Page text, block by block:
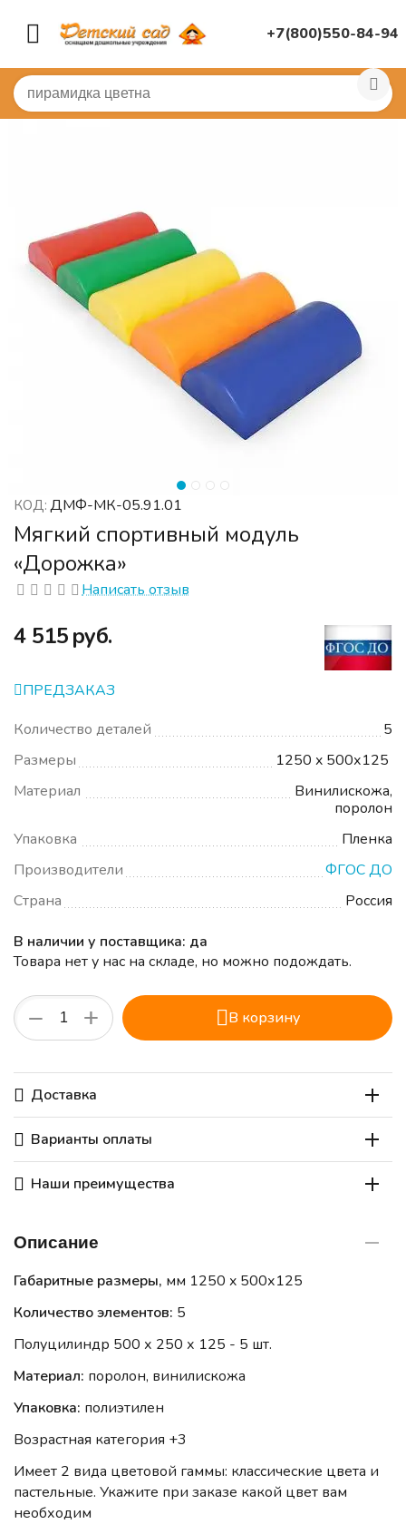
+7(800)550-84-94
Главная / СПОРТИВНЫЙ ЗАЛ Для массажа, дорожки
КОД: ДМФ-МК-05.91.01
Мягкий спортивный модуль
«Дорожка»
Написать отзыв
‍4 515‍руб.
ПРЕДЗАКАЗ
Количество деталей
5
Размеры
1250 x 500х125
Материал
Винилискожа,
поролон
Упаковка
Пленка
Производители
ФГОС ДО
Страна
Россия
В наличии у поставщика: да
Товара нет у нас на складе, но можно подождать.
+
− В корзину
Доставка
Варианты оплаты
Наши преимущества
Описание
Габаритные размеры, мм 1250 x 500х125
Количество элементов: 5
Полуцилиндр 500 х 250 х 125 - 5 шт.
Материал: поролон, винилискожа
Упаковка: полиэтилен
Возрастная категория +3
Имеет 2 вида цветовой гаммы: классические цвета и
пастельные. Укажите при заказе какой цвет вам
необходим